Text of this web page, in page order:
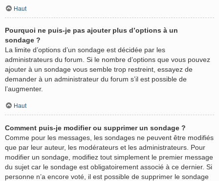
Haut
Pourquoi ne puis-je pas ajouter plus d’options à un
sondage ?
La limite d’options d’un sondage est décidée par les
administrateurs du forum. Si le nombre d’options que vous pouvez
ajouter à un sondage vous semble trop restreint, essayez de
demander à un administrateur du forum s’il est possible de
l’augmenter.
Haut
Comment puis-je modifier ou supprimer un sondage ?
Comme pour les messages, les sondages ne peuvent être modifiés
que par leur auteur, les modérateurs et les administrateurs. Pour
modifier un sondage, modifiez tout simplement le premier message
du sujet car le sondage est obligatoirement associé à ce dernier. Si
personne n’a encore voté, il est possible de supprimer le sondage